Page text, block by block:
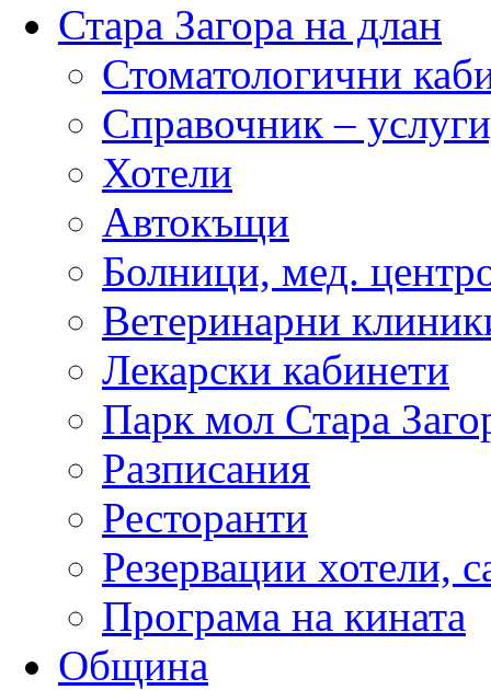
Стара Загора на длан
Стоматологични
Справочник –
Хотели
Автокъщи
Болници, мед.
Ветеринарни
Лекарски кабинети
Парк мол Стара
Разписания
Ресторанти
Резервации хотели,
Програма на кината
Община